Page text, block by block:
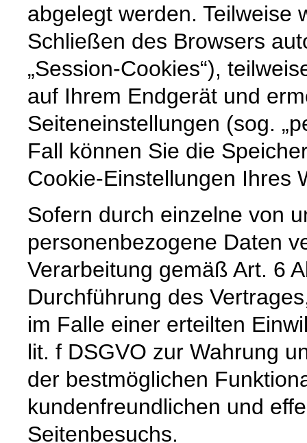
abgelegt werden. Teilweise
Schließen des Browsers
„Session-Cookies“),
auf Ihrem Endgerät und
Seiteneinstellungen (sog.
Fall können Sie die
Cookie-Einstellungen Ihres
Sofern durch einzelne von
personenbezogene Daten
Verarbeitung gemäß Art. 6
Durchführung des
im Falle einer erteilten
lit. f DSGVO zur Wahrung
der bestmöglichen
kundenfreundlichen und
Seitenbesuchs.